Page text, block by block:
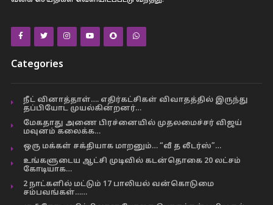
Categories
நீட் வினாத்தாள்…. எதிர்கட்சிகள் விவாதத்தில் இருந்து
தப்பியோட முயல்கின்றனர்…
மேகதாது அணை பிரச்னையில் முதலமைச்சர் விஜய்
மவுனம் கலைக்க…
ஒரு மக்கள் சக்தியாக மாறனும்… “வீ த லீடர்ஸ்”…
உங்களுடைய ஆட்சி முடிவில் கடன்தொகை 20 லட்சம்
கோடியாக…
2 நாட்களில் மட்டும் 17 பாலியல் வன்கொடுமை
சம்பவங்கள்……